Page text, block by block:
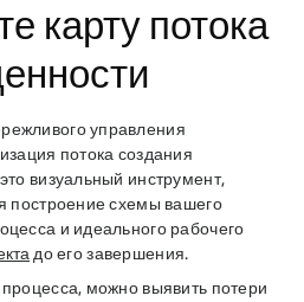
карту потока
управления
потока создания
визуальный инструмент,
построение схемы вашего
и идеального рабочего
до его завершения.
можно выявить потери